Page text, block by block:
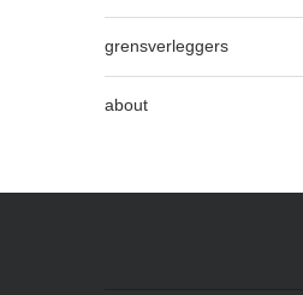
grensverleggers
about